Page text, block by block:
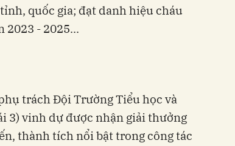
quốc gia; đạt danh hiệu cháu
2023 - 2025...
trách Đội Trường Tiểu học và
3) vinh dự được nhận giải thưởng
thành tích nổi bật trong công tác